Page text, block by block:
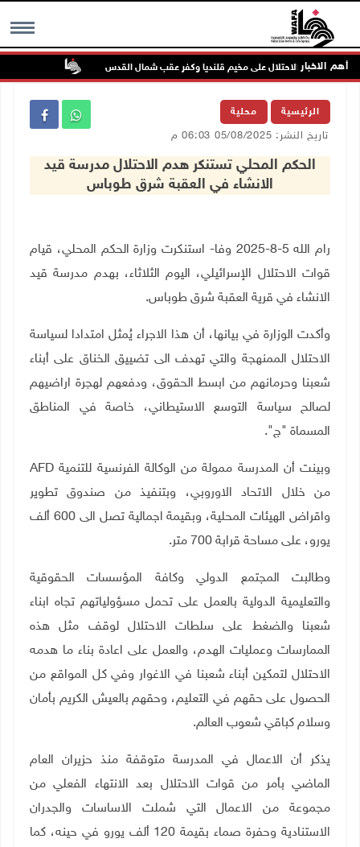
MENU أهم الاخبار
الرئيسية محلية
تاريخ النشر: 05/08/2025 06:03 م
الحكم المحلي تستنكر هدم الاحتلال مدرسة قيد
الانشاء في العقبة شرق طوباس
رام الله 5-8-2025 وفا- استنكرت وزارة الحكم المحلي، قيام
قوات الاحتلال الإسرائيلي، اليوم الثلاثاء، بهدم مدرسة قيد
الانشاء في قرية العقبة شرق طوباس.
وأكدت الوزارة في بيانها، أن هذا الاجراء يُمثل امتدادا لسياسة
الاحتلال الممنهجة والتي تهدف الى تضييق الخناق على أبناء
شعبنا وحرمانهم من ابسط الحقوق، ودفعهم لهجرة اراضيهم
لصالح سياسة التوسع الاستيطاني، خاصة في المناطق
المسماة "ج".
وبينت أن المدرسة ممولة من الوكالة الفرنسية للتنمية AFD
من خلال الاتحاد الاوروبي، وبتنفيذ من صندوق تطوير
واقراض الهيئات المحلية، وبقيمة اجمالية تصل الى 600 ألف
يورو، على مساحة قرابة 700 متر.
وطالبت المجتمع الدولي وكافة المؤسسات الحقوقية
والتعليمية الدولية بالعمل على تحمل مسؤولياتهم تجاه ابناء
شعبنا والضغط على سلطات الاحتلال لوقف مثل هذه
الممارسات وعمليات الهدم، والعمل على اعادة بناء ما هدمه
الاحتلال لتمكين أبناء شعبنا في الاغوار وفي كل المواقع من
الحصول على حقهم في التعليم، وحقهم بالعيش الكريم بأمان
وسلام كباقي شعوب العالم.
يذكر أن الاعمال في المدرسة متوقفة منذ حزيران العام
الماضي بأمر من قوات الاحتلال بعد الانتهاء الفعلي من
مجموعة من الاعمال التي شملت الاساسات والجدران
الاستنادية وحفرة صماء بقيمة 120 ألف يورو في حينه، كما